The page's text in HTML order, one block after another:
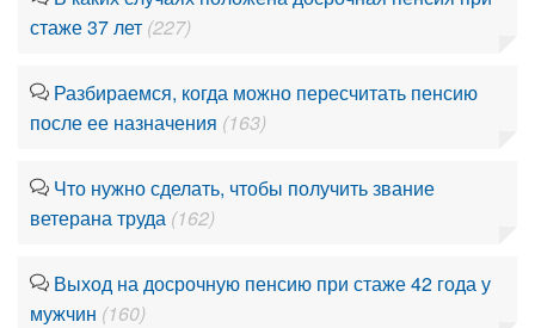
стаже 37 лет (227)
Разбираемся, когда можно пересчитать пенсию
после ее назначения (163)
Что нужно сделать, чтобы получить звание
ветерана труда (162)
Выход на досрочную пенсию при стаже 42 года у
мужчин (160)